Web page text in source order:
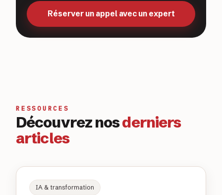
Réserver un appel avec un expert
RESSOURCES
Découvrez nosderniers
articles
IA & transformation